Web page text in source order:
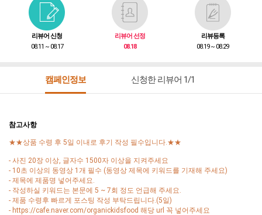
리뷰어 신청
08.11 ~ 08.17
리뷰어 선정
08.18
리뷰등록
08.19 ~ 08.29
캠페인정보 신청한 리뷰어 1/1
참고사항
★★상품 수령 후 5일 이내로 후기 작성 필수입니다.★★
- 사진 20장 이상, 글자수 1500자 이상을 지켜주세요
- 10초 이상의 동영상 1개 필수 (동영상 제목에 키워드를 기재해 주세요)
- 제목에 제품명 넣어주세요.
- 작성하실 키워드는 본문에 5 ~ 7회 정도 언급해 주세요.
- 제품 수령후 빠르게 포스팅 작성 부탁드립니다.(5일)
- https://cafe.naver.com/organickidsfood 해당 url 꼭 넣어주세요